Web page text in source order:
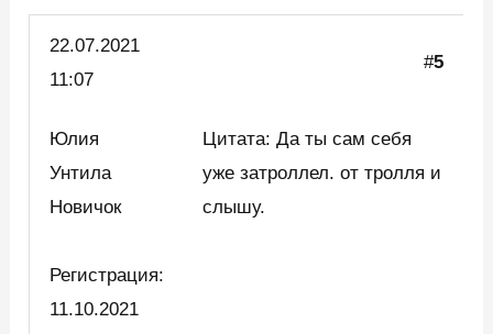
22.07.2021
11:07
#5
Юлия
Унтила
Новичок
Регистрация:
11.10.2021
Цитата: Да ты сам себя
уже затроллел. от тролля и
слышу.